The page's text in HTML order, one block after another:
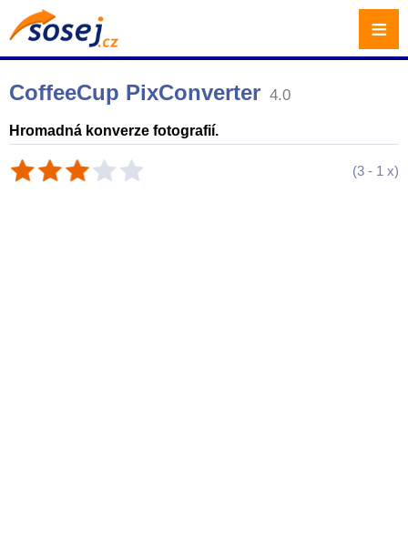
CoffeeCup PixConverter 4.0
Hromadná konverze fotografií.
(3 - 1 x)
≡